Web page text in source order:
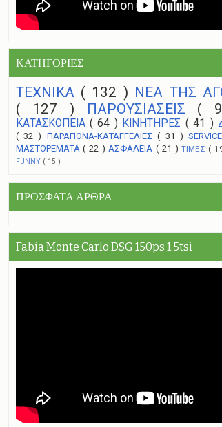
ΚΑΤΗΓΟΡΙΕΣ
ΤΕΧΝΙΚΑ ( 132 ) NEA THΣ
( 127 )
ΠΑΡΟΥΣΙΑΣΕΙΣ (
ΚΑΤΑΣΚΟΠΕΙΑ( 64 ) ΚΙΝΗΤΗΡΕΣ ( 41 )
( 32 ) ΠΑΡΑΠΟΝΑ-ΚΑΤΑΓΓΕΛΙΕΣ( 31 )SERVICE
ΜΑΣΤΟΡΕΜΑΤΑ( 22 )ΑΣΦΑΛΕΙΑ( 21 )ΤΙΜΕΣ (
FUNNY ( 15 )
ΠΡΟΣΦΑΤΑ ΑΡΘΡΑ
Fabia Monte Carlo DSG 150ps 1.5tsi